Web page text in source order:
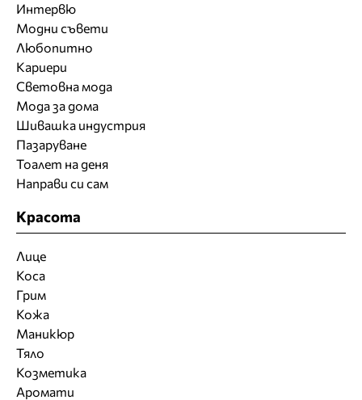
Интервю
Модни съвети
Любопитно
Кариери
Световна мода
Мода за дома
Шивашка индустрия
Пазаруване
Тоалет на деня
Направи си сам
Красота
Лице
Коса
Грим
Кожа
Маникюр
Тяло
Козметика
Аромати